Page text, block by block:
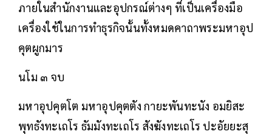
ภายในสำนักงานและอุปกรณ์ต่างๆ ที่เป็นเครื่องมือ
เครื่องใช้ในการทำธุรกิจนั้นทั้งหมดคาถาพระมหาอุป
คุตผูกมาร
นโม ๓ จบ
มหาอุปคุตโต มหาอุปคุตตัง กายะพันทะนัง อมยิสะ
พุทธังทะเถโร ธัมมังทะเถโร สังฆังทะเถโร ปะอัยยะสุ